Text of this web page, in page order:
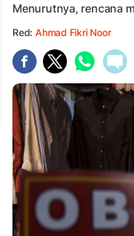
Menurutnya, rencana
Red: Ahmad Fikri Noor